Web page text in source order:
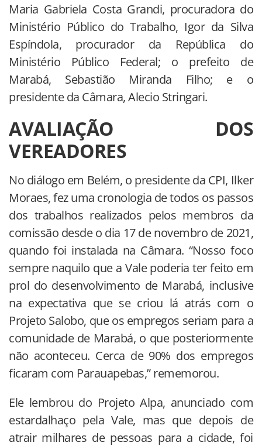
Maria Gabriela Costa Grandi, procuradora do
Ministério Público do Trabalho, Igor da Silva
Espíndola, procurador da República do
Ministério Público Federal; o prefeito de
Marabá, Sebastião Miranda Filho; e o
presidente da Câmara, Alecio Stringari.
AVALIAÇÃO DOS
VEREADORES
No diálogo em Belém, o presidente da CPI, Ilker
Moraes, fez uma cronologia de todos os passos
dos trabalhos realizados pelos membros da
comissão desde o dia 17 de novembro de 2021,
quando foi instalada na Câmara. “Nosso foco
sempre naquilo que a Vale poderia ter feito em
prol do desenvolvimento de Marabá, inclusive
na expectativa que se criou lá atrás com o
Projeto Salobo, que os empregos seriam para a
comunidade de Marabá, o que posteriormente
não aconteceu. Cerca de 90% dos empregos
ficaram com Parauapebas,” rememorou.
Ele lembrou do Projeto Alpa, anunciado com
estardalhaço pela Vale, mas que depois de
atrair milhares de pessoas para a cidade, foi